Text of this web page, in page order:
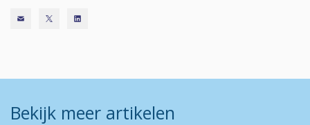
Bekijk meer artikelen